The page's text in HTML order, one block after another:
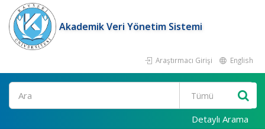
Akademik Veri Yönetim Sistemi
Araştırmacı Girişi English
Ara
Detaylı Arama